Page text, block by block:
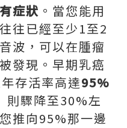
症狀 。當您能用
往已經至少1至2
波，可以在腫瘤
發現。早期乳癌
存活率高達95%
則驟降至30%左
推向95%那一邊